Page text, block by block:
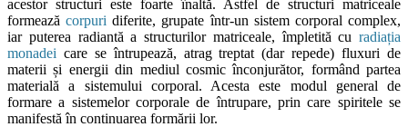
acestor structuri este foarte înaltă. Astfel de structuri matriceale
formeazăcorpuri diferite, grupate într-un sistem corporal complex,
iar puterea radiantă a structurilor matriceale, împletită cu radiația
monadei care se întrupează, atrag treptat (dar repede) fluxuri de
materii și energii din mediul cosmic înconjurător, formând partea
materială a sistemului corporal. Acesta este modul general de
formare a sistemelor corporale de întrupare, prin care spiritele se
manifestă în continuarea formării lor.